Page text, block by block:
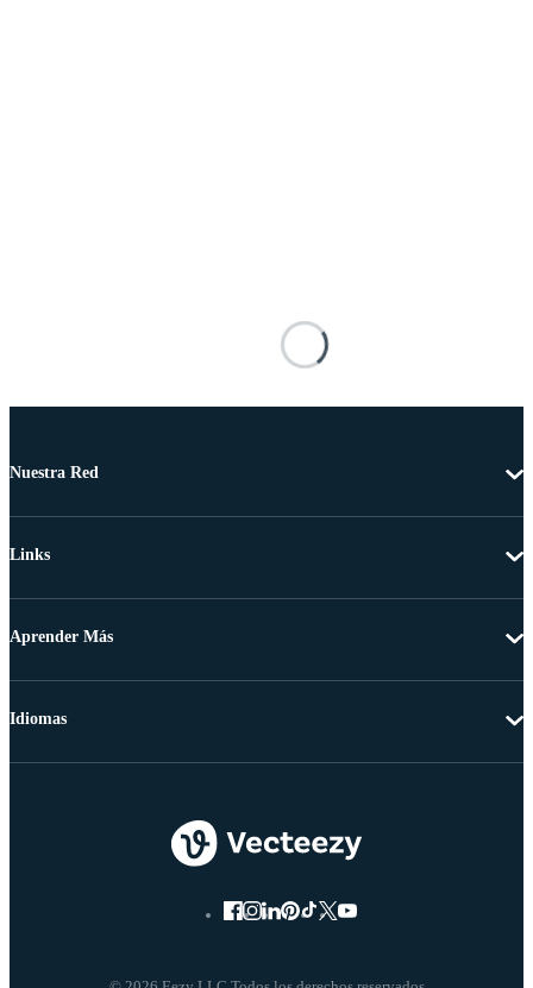
Nuestra Red
Links
Aprender Más
Idiomas